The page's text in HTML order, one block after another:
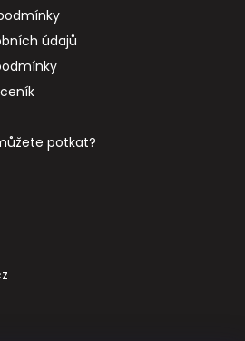
údajů
potkat?